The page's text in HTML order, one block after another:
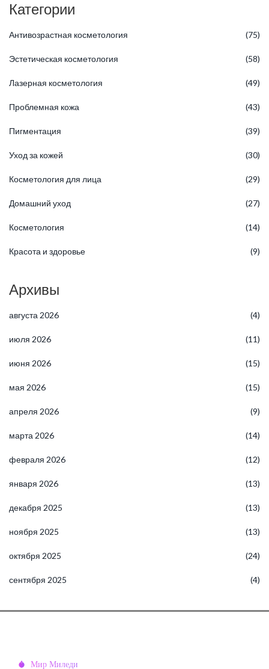
Категории
Антивозрастная косметология (75)
Эстетическая косметология (58)
Лазерная косметология (49)
Проблемная кожа (43)
Пигментация (39)
Уход за кожей (30)
Косметология для лица (29)
Домашний уход (27)
Косметология (14)
Красота и здоровье (9)
Архивы
августа 2026 (4)
июля 2026 (11)
июня 2026 (15)
мая 2026 (15)
апреля 2026 (9)
марта 2026 (14)
февраля 2026 (12)
января 2026 (13)
декабря 2025 (13)
ноября 2025 (13)
октября 2025 (24)
сентября 2025 (4)